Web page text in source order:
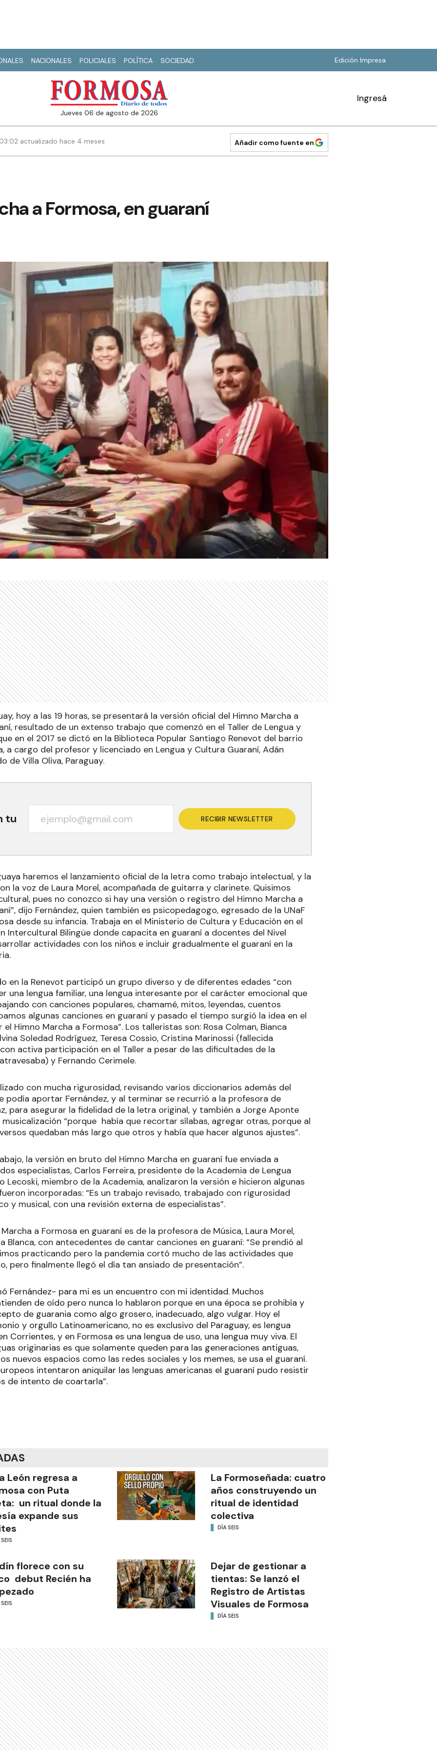
NACIONALES POLICIALES POLÍTICA SOCIEDAD Edición Impresa
jueves 06 de agosto de 2026
Ingresá
actualizado hace 4 meses Añadir como fuente en
a Formosa, en guaraní
hoy a las 19 horas, se presentará la versión oficial del Himno Marcha a
resultado de un extenso trabajo que comenzó en el Taller de Lengua y
en el 2017 se dictó en la Biblioteca Popular Santiago Renevot del barrio
a cargo del profesor y licenciado en Lengua y Cultura Guaraní, Adán
de Villa Oliva, Paraguay.
tu RECIBIR NEWSLETTER
haremos el lanzamiento oficial de la letra como trabajo intelectual, y la
la voz de Laura Morel, acompañada de guitarra y clarinete. Quisimos
pues no conozco si hay una versión o registro del Himno Marcha a
dijo Fernández, quien también es psicopedagogo, egresado de la UNaF
desde su infancia. Trabaja en el Ministerio de Cultura y Educación en el
Intercultural Bilingüe donde capacita en guaraní a docentes del Nivel
actividades con los niños e incluir gradualmente el guaraní en la
en la Renevot participó un grupo diverso y de diferentes edades “con
una lengua familiar, una lengua interesante por el carácter emocional que
con canciones populares, chamamé, mitos, leyendas, cuentos
algunas canciones en guaraní y pasado el tiempo surgió la idea en el
Himno Marcha a Formosa”. Los talleristas son: Rosa Colman, Bianca
Soledad Rodríguez, Teresa Cossio, Cristina Marinossi (fallecida
activa participación en el Taller a pesar de las dificultades de la
y Fernando Cerimele.
con mucha rigurosidad, revisando varios diccionarios además del
podía aportar Fernández, y al terminar se recurrió a la profesora de
para asegurar la fidelidad de la letra original, y también a Jorge Aponte
“porque había que recortar sílabas, agregar otras, porque al
quedaban más largo que otros y había que hacer algunos ajustes”.
la versión en bruto del Himno Marcha en guaraní fue enviada a
especialistas, Carlos Ferreira, presidente de la Academia de Lengua
Lecoski, miembro de la Academia, analizaron la versión e hicieron algunas
incorporadas: “Es un trabajo revisado, trabajado con rigurosidad
y musical, con una revisión externa de especialistas”.
a Formosa en guaraní es de la profesora de Música, Laura Morel,
Blanca, con antecedentes de cantar canciones en guaraní: “Se prendió al
practicando pero la pandemia cortó mucho de las actividades que
pero finalmente llegó el día tan ansiado de presentación”.
Fernández- para mi es un encuentro con mi identidad. Muchos
de oído pero nunca lo hablaron porque en una época se prohibía y
de guarania como algo grosero, inadecuado, algo vulgar. Hoy el
y orgullo Latinoamericano, no es exclusivo del Paraguay, es lengua
Corrientes, y en Formosa es una lengua de uso, una lengua muy viva. El
originarias es que solamente queden para las generaciones antiguas,
nuevos espacios como las redes sociales y los memes, se usa el guaraní.
intentaron aniquilar las lenguas americanas el guaraní pudo resistir
de intento de coartarla”.
León regresa a
con Puta
un ritual donde la
expande sus
La Formoseñada: cuatro
años construyendo un
ritual de identidad
colectiva
DÍA SEIS
florece con su
debut Recién ha
Dejar de gestionar a
tientas: Se lanzó el
Registro de Artistas
Visuales de Formosa
DÍA SEIS